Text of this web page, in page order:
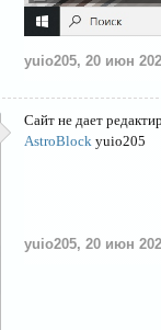
yuio205, 20 июн
Сайт не дает
AstroBlock yuio205
yuio205, 20 июн